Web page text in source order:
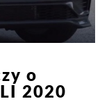
o
2020